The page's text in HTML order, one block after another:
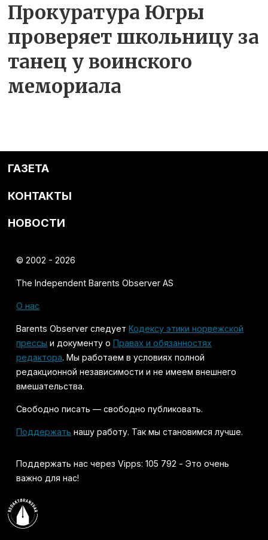
Прокуратура Югры
проверяет школьницу за
танец у воинского
мемориала
ГАЗЕТА
КОНТАКТЫ
НОВОСТИ
© 2002 - 2026
The Independent Barents Observer AS
О нас
Barents Observer следуетКодексу этики норвежской
прессы и документу оПравах и обязанностях
редактора. Мы работаем в условиях полной
редакционной независимости и не имеем внешнего
вмешательства.
Свободно писать — свободно публиковать.
Поддержать нашу работу. Так мы становимся лучше.
Поддержать нас через Vipps: 105 792 - Это очень
важно для нас!